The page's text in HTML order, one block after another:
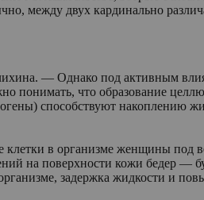
между двух кардинально
— Однако под активным
что образование
способствуют накоплению
в организме женщины под
на поверхности кожи бедер —
задержка жидкости и